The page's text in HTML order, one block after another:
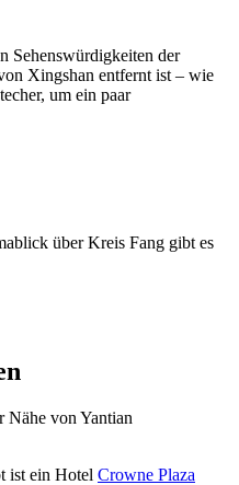
Sehenswürdigkeiten der
Xingshan entfernt ist – wie
um ein paar
über Kreis Fang gibt es
Nähe von Yantian
ist ein Hotel Crowne Plaza